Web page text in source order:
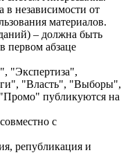
независимости от
материалов.
– должна быть
первом абзаце
"Экспертиза",
"Власть", "Выборы",
публикуются на
с
републикация и